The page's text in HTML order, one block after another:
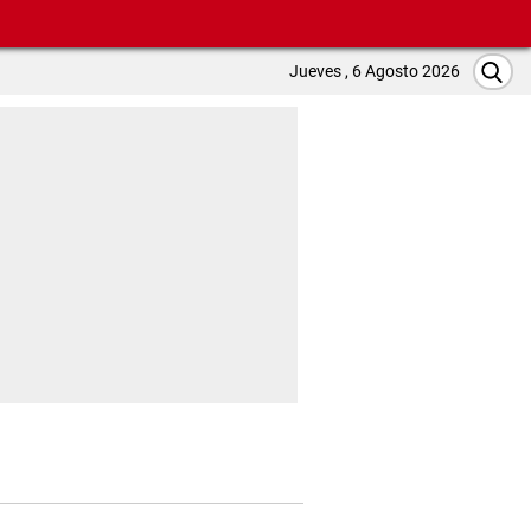
Jueves , 6 Agosto 2026